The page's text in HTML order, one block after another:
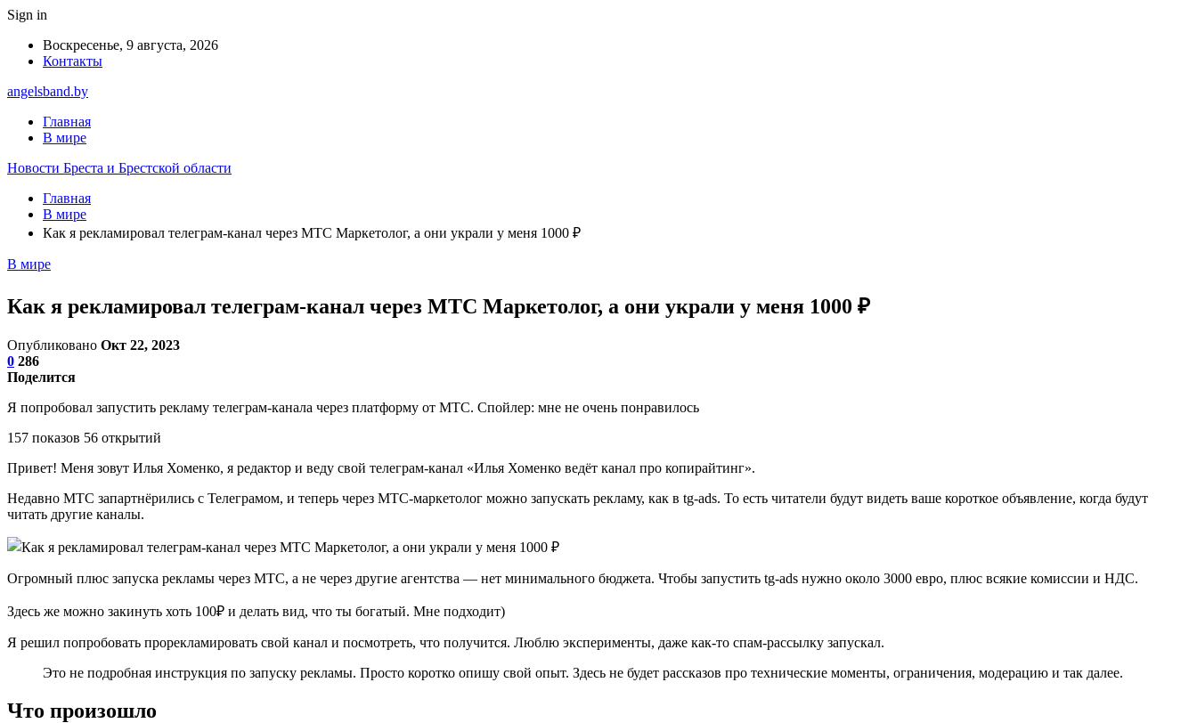
Sign in
Воскресенье, 9 августа, 2026
Контакты
angelsband.by
Главная
В мире
Новости Бреста и Брестской области
Главная
В мире
Как я рекламировал телеграм-канал через МТС Маркетолог, а они украли у меня 1000 ₽
В мире
Как я рекламировал телеграм-канал через МТС Маркетолог, а они украли у меня 1000 ₽
Опубликовано Окт 22, 2023
0 286
Поделится
Я попробовал запустить рекламу телеграм-канала через платформу от МТС. Спойлер: мне не очень понравилось
157 показов 56 открытий
Привет! Меня зовут Илья Хоменко, я редактор и веду свой телеграм-канал «Илья Хоменко ведёт канал про копирайтинг».
Недавно МТС запартнёрились с Телеграмом, и теперь через МТС-маркетолог можно запускать рекламу, как в tg-ads. То есть читатели будут видеть ваше короткое объявление, когда будут
читать другие каналы.
Огромный плюс запуска рекламы через МТС, а не через другие агентства — нет минимального бюджета. Чтобы запустить tg-ads нужно около 3000 евро, плюс всякие комиссии и НДС.
Здесь же можно закинуть хоть 100₽ и делать вид, что ты богатый. Мне подходит)
Я решил попробовать прорекламировать свой канал и посмотреть, что получится. Люблю эксперименты, даже как-то спам-рассылку запускал.
Это не подробная инструкция по запуску рекламы. Просто коротко опишу свой опыт. Здесь не будет рассказов про технические моменты, ограничения, модерацию и так далее.
Что произошло